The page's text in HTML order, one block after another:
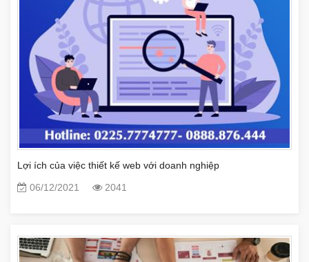
Lợi ích của việc thiết kế web với doanh nghiệp
06/12/2021
2041